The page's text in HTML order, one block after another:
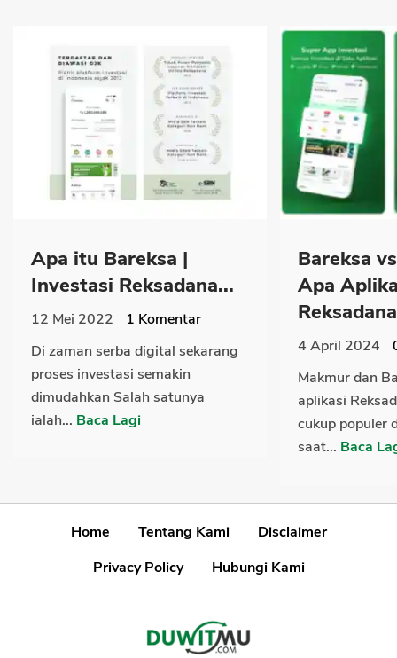
Apa itu Bareksa |
Investasi Reksadana...
12 Mei 2022 1 Komentar
Di zaman serba digital sekarang
proses investasi semakin
dimudahkan Salah satunya
ialah... Baca Lagi
Bareksa
Apa
4 April 2024
Makmur dan
aplikasi
cukup populer
saat... Baca
Home Tentang Kami
Disclaimer
Privacy Policy
Hubungi Kami